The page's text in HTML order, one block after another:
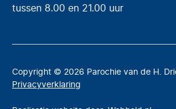
tussen 8.00 en 21.00 uur
Copyright © 2026 Parochie van de H.
Privacyverklaring